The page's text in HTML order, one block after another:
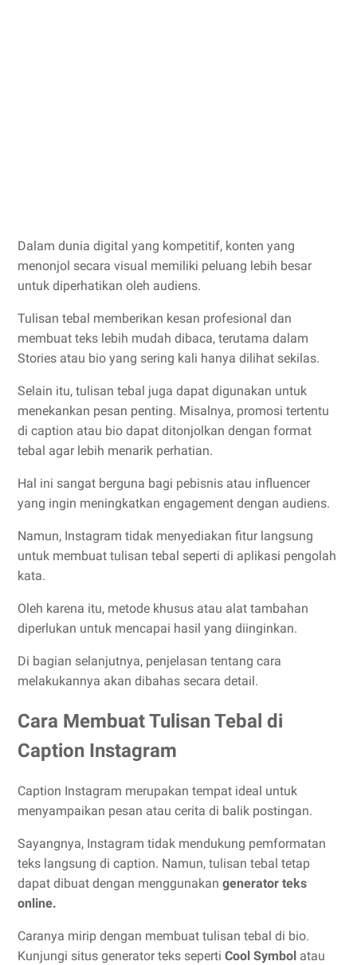
Dalam dunia digital yang kompetitif, konten yang
menonjol secara visual memiliki peluang lebih besar
untuk diperhatikan oleh audiens.
Tulisan tebal memberikan kesan profesional dan
membuat teks lebih mudah dibaca, terutama dalam
Stories atau bio yang sering kali hanya dilihat sekilas.
Selain itu, tulisan tebal juga dapat digunakan untuk
menekankan pesan penting. Misalnya, promosi tertentu
di caption atau bio dapat ditonjolkan dengan format
tebal agar lebih menarik perhatian.
Hal ini sangat berguna bagi pebisnis atau influencer
yang ingin meningkatkan engagement dengan audiens.
Namun, Instagram tidak menyediakan fitur langsung
untuk membuat tulisan tebal seperti di aplikasi pengolah
kata.
Oleh karena itu, metode khusus atau alat tambahan
diperlukan untuk mencapai hasil yang diinginkan.
Di bagian selanjutnya, penjelasan tentang cara
melakukannya akan dibahas secara detail.
Cara Membuat Tulisan Tebal di
Caption Instagram
Caption Instagram merupakan tempat ideal untuk
menyampaikan pesan atau cerita di balik postingan.
Sayangnya, Instagram tidak mendukung pemformatan
teks langsung di caption. Namun, tulisan tebal tetap
dapat dibuat dengan menggunakan generator teks
online.
Caranya mirip dengan membuat tulisan tebal di bio.
Kunjungi situs generator teks seperti Cool Symbol atau